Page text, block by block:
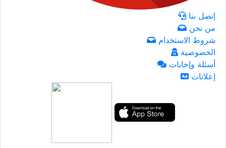
إتصل بنا
من نحن
شروط الاستخدام
الخصوصية
أسئلة وإجابات
إعلانات